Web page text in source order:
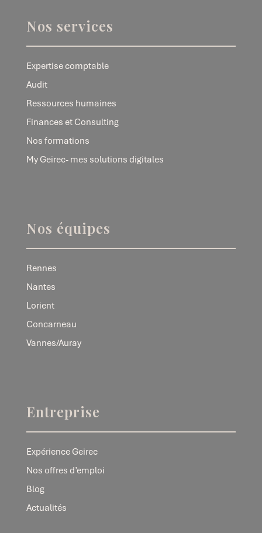
Nos services
Expertise comptable
Audit
Ressources humaines
Finances et Consulting
Nos formations
My Geirec- mes solutions digitales
Nos équipes
Rennes
Nantes
Lorient
Concarneau
Vannes/Auray
Entreprise
Expérience Geirec
Nos offres d’emploi
Blog
Actualités